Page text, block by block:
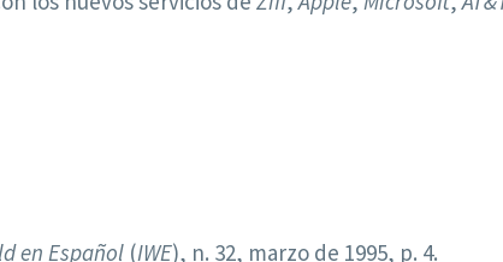
en Español (IWE), n. 32, marzo de 1995, p. 4.